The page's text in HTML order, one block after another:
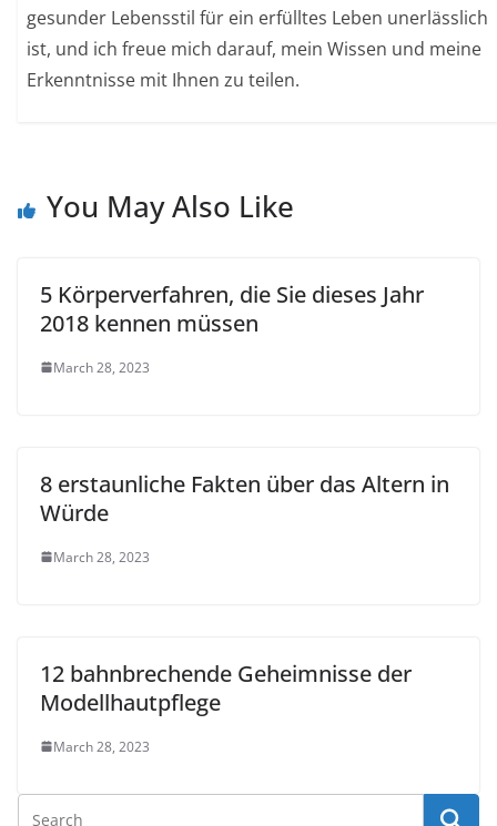
gesunder Lebensstil für ein erfülltes Leben unerlässlich
ist, und ich freue mich darauf, mein Wissen und meine
Erkenntnisse mit Ihnen zu teilen.
You May Also Like
5 Körperverfahren, die Sie dieses Jahr
2018 kennen müssen
March 28, 2023
8 erstaunliche Fakten über das Altern in
Würde
March 28, 2023
12 bahnbrechende Geheimnisse der
Modellhautpflege
March 28, 2023